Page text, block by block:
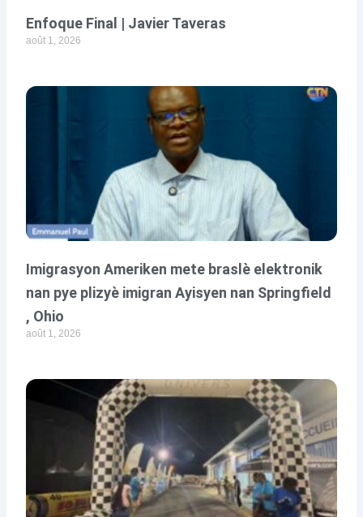
Enfoque Final | Javier Taveras
août 1, 2026
Imigrasyon Ameriken mete braslè elektronik
nan pye plizyè imigran Ayisyen nan Springfield
, Ohio
août 1, 2026